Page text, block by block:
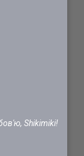
Shikimiki!